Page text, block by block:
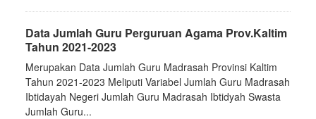
Data Jumlah Guru Perguruan Agama Prov.Kaltim
Tahun 2021-2023
Merupakan Data Jumlah Guru Madrasah Provinsi Kaltim
Tahun 2021-2023 Meliputi Variabel Jumlah Guru Madrasah
Ibtidayah Negeri Jumlah Guru Madrasah Ibtidyah Swasta
Jumlah Guru...